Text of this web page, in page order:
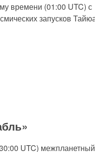
времени (01:00 UTC) с
запусков
UTC)